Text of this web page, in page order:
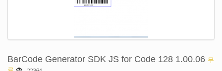
BarCode Generator SDK JS for Code 128 1.00.06 무